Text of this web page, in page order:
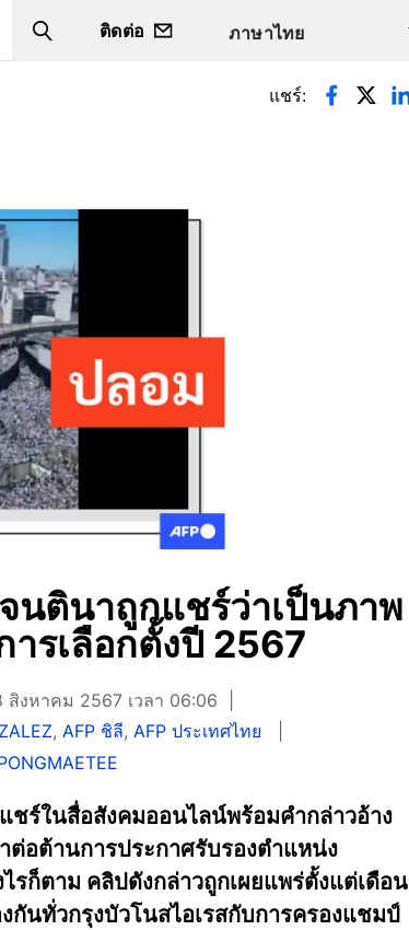
Search
ติดต่อ
แชร์:
นตินาถูกแชร์ว่าเป็นภาพ
ารเลือกตั้งปี 2567
สิงหาคม 2567 เวลา 06:06
, AFP ชิลี, AFP ประเทศไทย
ร์ในสื่อสังคมออนไลน์พร้อมคำกล่าวอ้าง
ต่อต้านการประกาศรับรองตำแหน่ง
ก็ตาม คลิปดังกล่าวถูกเผยแพร่ตั้งแต่เดือน
นทั่วกรุงบัวโนสไอเรสกับการครองแชมป์